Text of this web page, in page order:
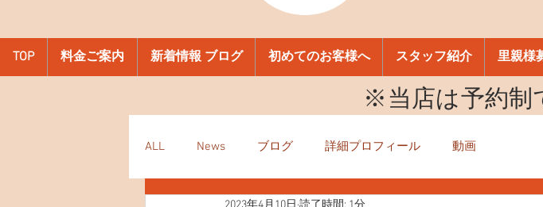
TOP 料金ご案内 新着情報 ブログ 初めてのお客様へ スタッフ紹介 里親様
​※当店は予約制
ALL News ブログ 詳細プロフィール 動画